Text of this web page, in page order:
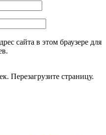
сайта в этом браузере для
Перезагрузите страницу.